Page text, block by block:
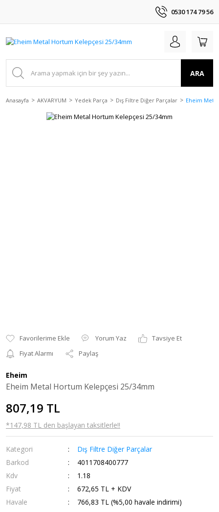
0530 174 79 56
ARA
Anasayfa AKVARYUM Yedek Parça Dış Filtre Diğer Parçalar Eheim
Yorum Yaz
Tavsiye Et
Fiyat Alarmı
Paylaş
Eheim
Eheim Metal Hortum Kelepçesi 25/34mm
807,19 TL
*147,98 TL den başlayan taksitlerle!!
Kategori
Dış Filtre Diğer Parçalar
Barkod
4011708400777
Kdv
1.18
Fiyat
672,65 TL + KDV
Havale
766,83 TL (%5,00 havale indirimi)